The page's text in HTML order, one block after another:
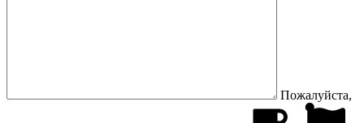
Пожалуйста,